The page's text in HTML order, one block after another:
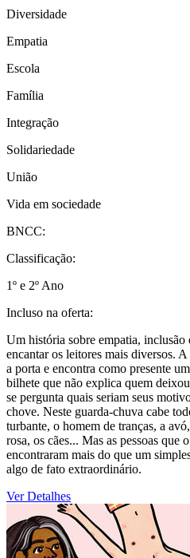
Diversidade
Empatia
Escola
Família
Integração
Solidariedade
União
Vida em sociedade
BNCC:
Classificação:
1º e 2º Ano
Incluso na oferta:
Um história sobre empatia, inclusão
encantar os leitores mais diversos.
a porta e encontra como presente
bilhete que não explica quem
se pergunta quais seriam seus
chove. Neste guarda-chuva cabe
turbante, o homem de tranças, a
rosa, os cães... Mas as pessoas que
encontraram mais do que um
algo de fato extraordinário.
Ver Detalhes